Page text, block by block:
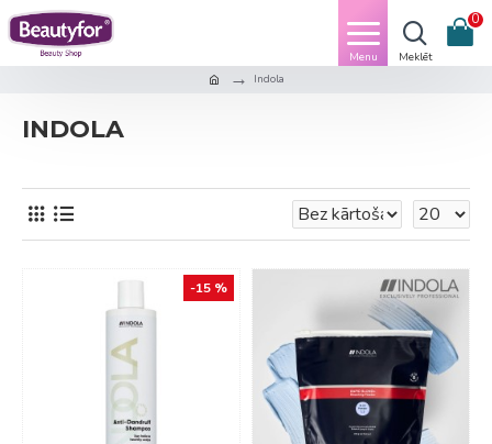
0
Indola
INDOLA
-15 %